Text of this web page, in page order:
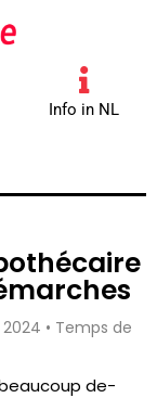
Info in NL
• Temps de
beaucoup de­